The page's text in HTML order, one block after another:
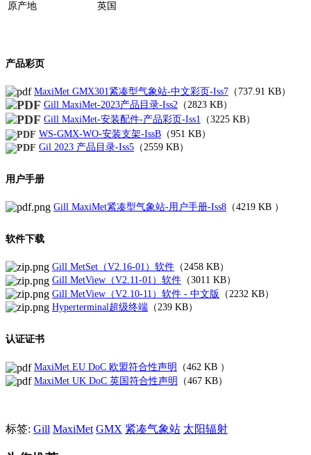
原产地
英国
产品彩页
MaxiMet GMX301紧凑型气象站-中文彩页-Iss7 （ 737.91 KB）
Gill MaxiMet-2023产品目录-Iss2 （2823 KB）
Gill MaxiMet-安装配件-产品彩页-Iss1 （3225 KB）
WS-GMX-WO-安装支架-IssB （951 KB）
Gil 2023 产品目录-Iss5 （2559 KB）
用户手册
Gill MaxiMet紧凑型气象站-用户手册-Iss8 （4219 KB ）
软件下载
Gill MetSet（V2.16-01）软件 （2458 KB）
Gill MetView（V2.11-01）软件 （3011 KB）
Gill MetView（V2.10-11）软件 - 中文版
（2232 KB）
Hyperterminal超级终端 （239 KB）
认证证书
MaxiMet EU DoC 欧盟符合性声明 （462 KB ）
MaxiMet UK DoC 英国符合性声明
（467 KB）
标签: Gill MaxiMet GMX 紧凑气象站 太阳辐射